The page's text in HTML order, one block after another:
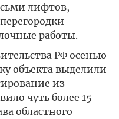
лифтов,
работы.
РФ осенью
объекта выделили
из
чуть более 15
областного